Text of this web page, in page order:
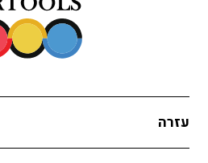
עזרה